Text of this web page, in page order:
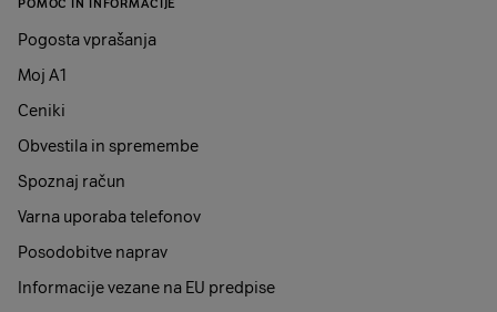
POMOČ IN INFORMACIJE
Pogosta vprašanja
Moj A1
Ceniki
Obvestila in spremembe
Spoznaj račun
Varna uporaba telefonov
Posodobitve naprav
Informacije vezane na EU predpise